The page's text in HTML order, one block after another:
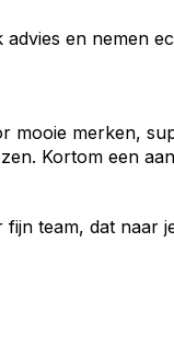
en nemen
merken,
Kortom een
team, dat naar